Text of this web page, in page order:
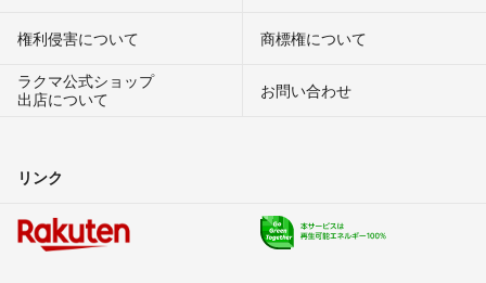
権利侵害について
商標権について
ラクマ公式ショップ
出店について
お問い合わせ
リンク